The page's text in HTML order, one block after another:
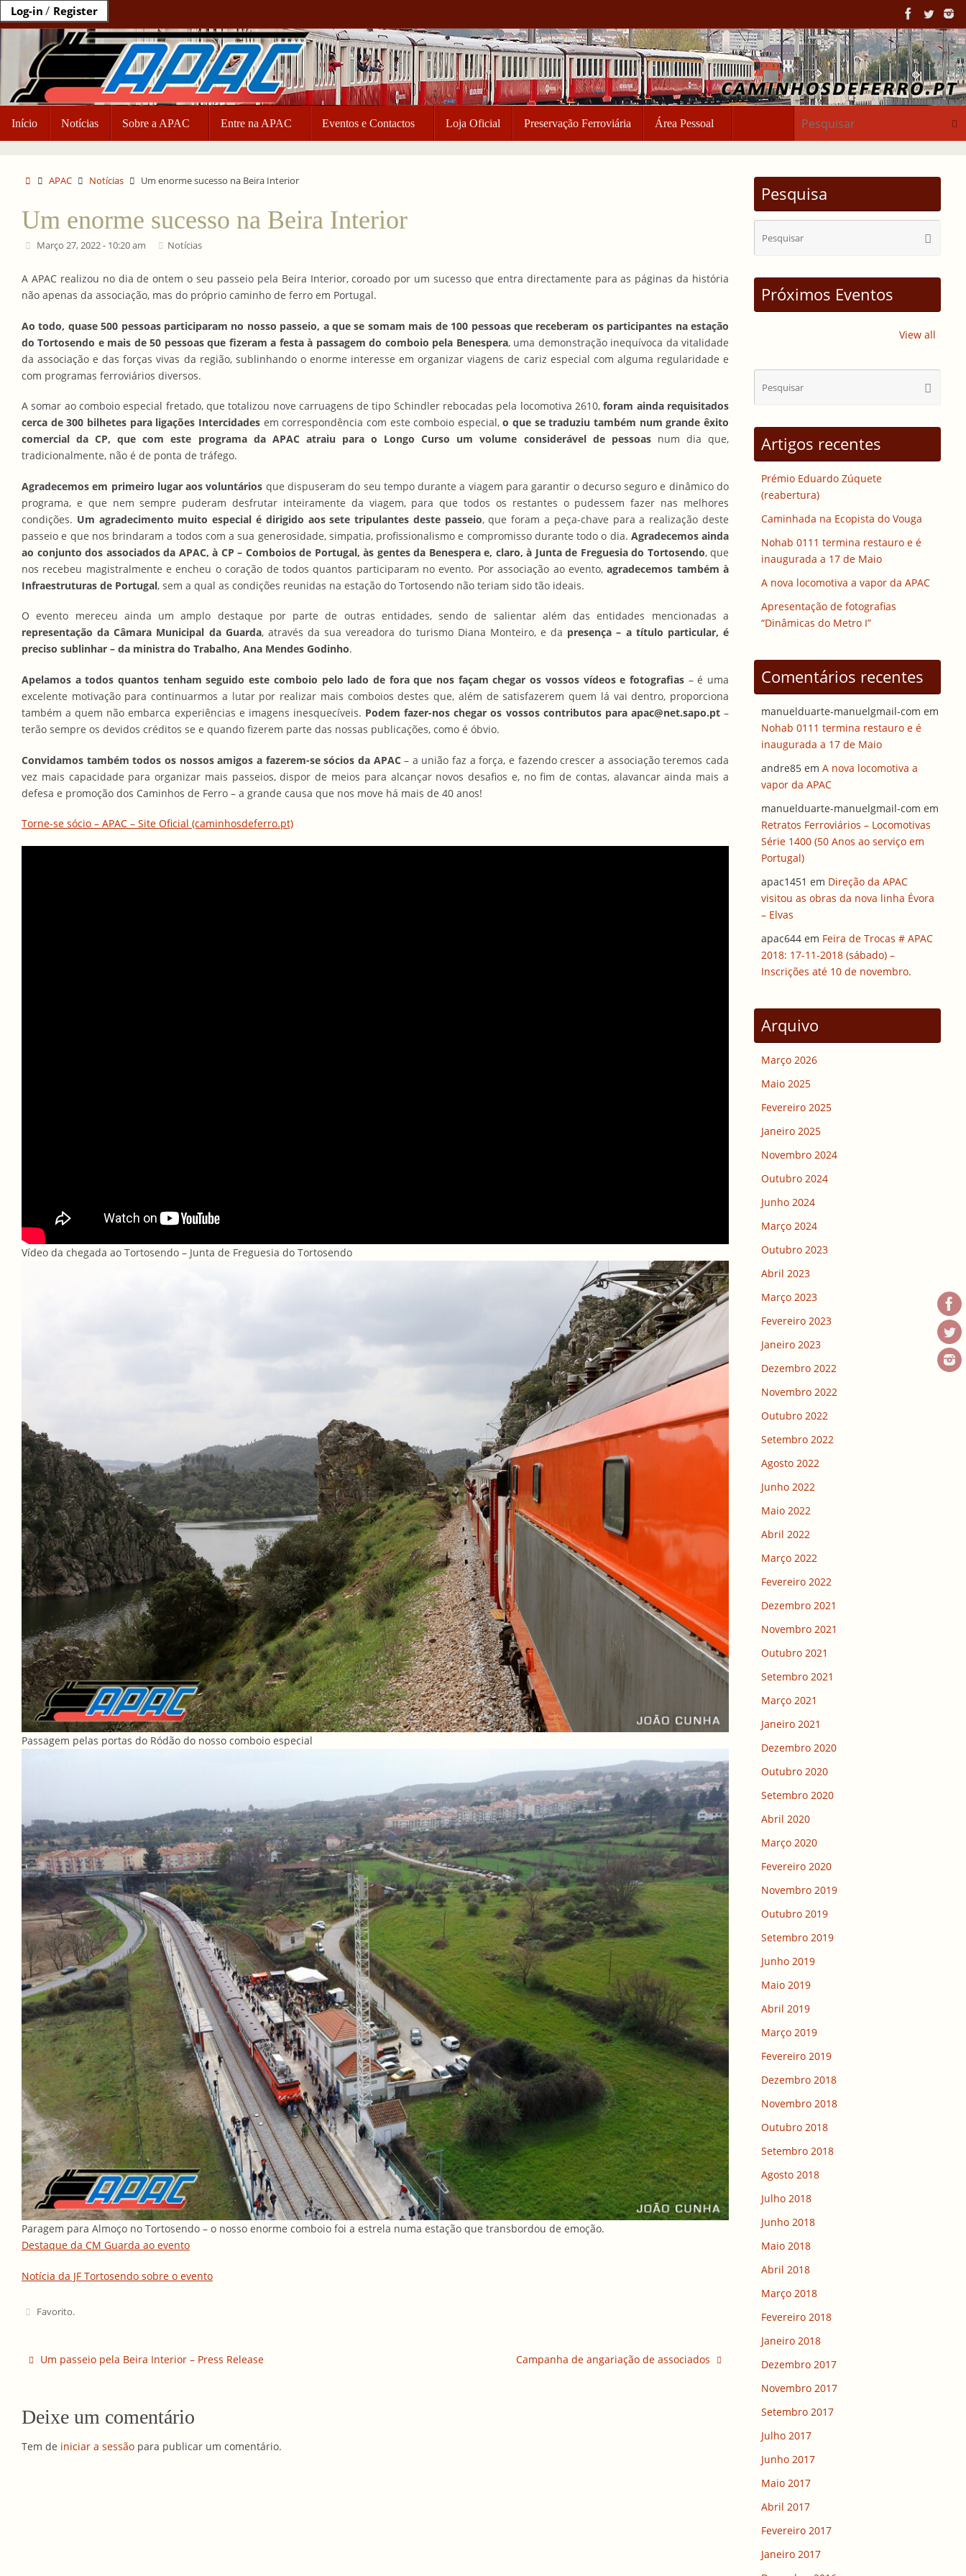
Log-in / Register
para
conteúdo
para
o
Início Notícias Sobre a APAC Entre na APAC Eventos e Contactos Loja Oficial Preservação Ferroviária Área Pessoal
HomeAPAC Notícias Um enorme sucesso na Beira Interior
Um enorme sucesso na Beira Interior
Março 27, 2022 - 10:20 am Notícias
A APAC realizou no dia de ontem o seu passeio pela Beira Interior, coroado por um sucesso que entra directamente para as páginas da história
não apenas da associação, mas do próprio caminho de ferro em Portugal.
Ao todo, quase 500 pessoas participaram no nosso passeio, a que se somam mais de 100 pessoas que receberam os participantes na estação
do Tortosendo e mais de 50 pessoas que fizeram a festa à passagem do comboio pela Benespera, uma demonstração inequívoca da vitalidade
da associação e das forças vivas da região, sublinhando o enorme interesse em organizar viagens de cariz especial com alguma regularidade e
com programas ferroviários diversos.
A somar ao comboio especial fretado, que totalizou nove carruagens de tipo Schindler rebocadas pela locomotiva 2610,foram ainda requisitados
cerca de 300 bilhetes para ligações Intercidadesem correspondência com este comboio especial,o que se traduziu também num grande êxito
comercial da CP, que com este programa da APAC atraiu para o Longo Curso um volume considerável de pessoas num dia que,
tradicionalmente, não é de ponta de tráfego.
Agradecemos em primeiro lugar aos voluntários que dispuseram do seu tempo durante a viagem para garantir o decurso seguro e dinâmico do
programa, e que nem sempre puderam desfrutar inteiramente da viagem, para que todos os restantes o pudessem fazer nas melhores
condições. Um agradecimento muito especial é dirigido aos sete tripulantes deste passeio, que foram a peça-chave para a realização deste
passeio e que nos brindaram a todos com a sua generosidade, simpatia, profissionalismo e compromisso durante todo o dia. Agradecemos ainda
ao conjunto dos associados da APAC, à CP – Comboios de Portugal, às gentes da Benespera e, claro, à Junta de Freguesia do Tortosendo, que
nos recebeu magistralmente e encheu o coração de todos quantos participaram no evento. Por associação ao evento,agradecemos também à
Infraestruturas de Portugal, sem a qual as condições reunidas na estação do Tortosendo não teriam sido tão ideais.
O evento mereceu ainda um amplo destaque por parte de outras entidades, sendo de salientar além das entidades mencionadas a
representação da Câmara Municipal da Guarda, através da sua vereadora do turismo Diana Monteiro, e da presença – a título particular, é
preciso sublinhar – da ministra do Trabalho, Ana Mendes Godinho.
Apelamos a todos quantos tenham seguido este comboio pelo lado de fora que nos façam chegar os vossos vídeos e fotografias– é uma
excelente motivação para continuarmos a lutar por realizar mais comboios destes que, além de satisfazerem quem lá vai dentro, proporciona
também a quem não embarca experiências e imagens inesquecíveis. Podem fazer-nos chegar os vossos contributos para apac@net.sapo.pt–
terão sempre os devidos créditos se e quando fizerem parte das nossas publicações, como é óbvio.
Convidamos também todos os nossos amigos a fazerem-se sócios da APAC– a união faz a força, e fazendo crescer a associação teremos cada
vez mais capacidade para organizar mais passeios, dispor de meios para alcançar novos desafios e, no fim de contas, alavancar ainda mais a
defesa e promoção dos Caminhos de Ferro – a grande causa que nos move há mais de 40 anos!
Torne-se sócio – APAC – Site Oficial (caminhosdeferro.pt)
Vídeo da chegada ao Tortosendo – Junta de Freguesia do Tortosendo
Passagem pelas portas do Ródão do nosso comboio especial
Paragem para Almoço no Tortosendo – o nosso enorme comboio foi a estrela numa estação que transbordou de emoção.
Destaque da CM Guarda ao evento
Notícia da JF Tortosendo sobre o evento
Favorito.
Um passeio pela Beira Interior – Press Release Campanha de angariação de associados
Deixe um comentário
Tem de iniciar a sessão para publicar um comentário.
Pesquisa
Próximos Eventos
View all
Artigos recentes
Prémio Eduardo Zúquete
(reabertura)
Caminhada na Ecopista do Vouga
Nohab 0111 termina restauro e é
inaugurada a 17 de Maio
A nova locomotiva a vapor da APAC
Apresentação de fotografias
“Dinâmicas do Metro I”
Comentários recentes
manuelduarte-manuelgmail-com em
Nohab 0111 termina restauro e é
inaugurada a 17 de Maio
andre85 em A nova locomotiva a
vapor da APAC
manuelduarte-manuelgmail-com em
Retratos Ferroviários – Locomotivas
Série 1400 (50 Anos ao serviço em
Portugal)
apac1451 em Direção da APAC
visitou as obras da nova linha Évora
– Elvas
apac644 em Feira de Trocas # APAC
2018: 17-11-2018 (sábado) –
Inscrições até 10 de novembro.
Arquivo
Março 2026
Maio 2025
Fevereiro 2025
Janeiro 2025
Novembro 2024
Outubro 2024
Junho 2024
Março 2024
Outubro 2023
Abril 2023
Março 2023
Fevereiro 2023
Janeiro 2023
Dezembro 2022
Novembro 2022
Outubro 2022
Setembro 2022
Agosto 2022
Junho 2022
Maio 2022
Abril 2022
Março 2022
Fevereiro 2022
Dezembro 2021
Novembro 2021
Outubro 2021
Setembro 2021
Março 2021
Janeiro 2021
Dezembro 2020
Outubro 2020
Setembro 2020
Abril 2020
Março 2020
Fevereiro 2020
Novembro 2019
Outubro 2019
Setembro 2019
Junho 2019
Maio 2019
Abril 2019
Março 2019
Fevereiro 2019
Dezembro 2018
Novembro 2018
Outubro 2018
Setembro 2018
Agosto 2018
Julho 2018
Junho 2018
Maio 2018
Abril 2018
Março 2018
Fevereiro 2018
Janeiro 2018
Dezembro 2017
Novembro 2017
Setembro 2017
Julho 2017
Junho 2017
Maio 2017
Abril 2017
Fevereiro 2017
Janeiro 2017